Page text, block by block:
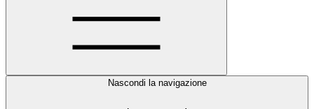
Nascondi la navigazione